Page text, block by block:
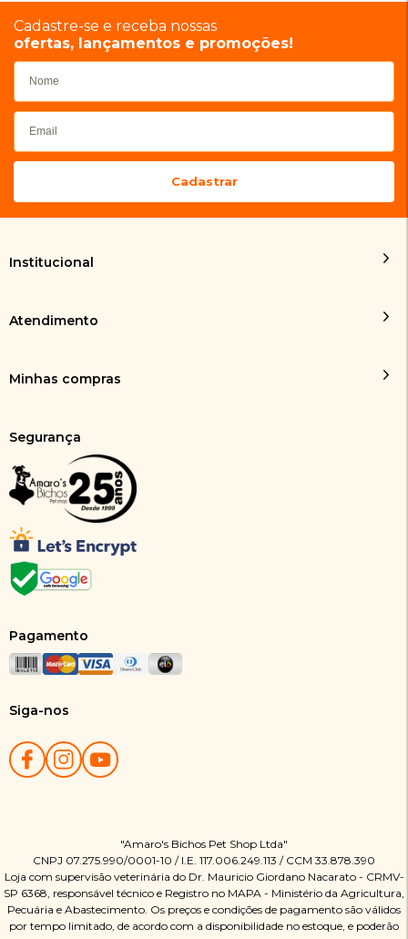
Cadastre-se e receba nossas
ofertas, lançamentos e promoções!
Institucional
Atendimento
Minhas compras
Segurança
Pagamento
Siga-nos
"Amaro's Bichos Pet Shop Ltda"
CNPJ 07.275.990/0001-10 / I.E. 117.006.249.113 / CCM 33.878.390
Loja com supervisão veterinária do Dr. Mauricio Giordano Nacarato - CRMV-
SP 6368, responsável técnico e Registro no MAPA - Ministério da Agricultura,
Pecuária e Abastecimento. Os preços e condições de pagamento são válidos
por tempo limitado, de acordo com a disponibilidade no estoque, e poderão